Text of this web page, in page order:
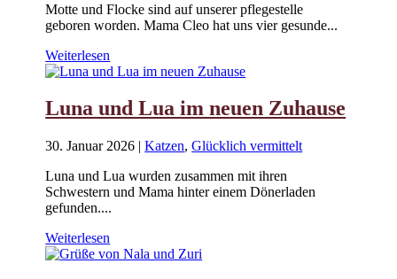
Motte und Flocke sind auf unserer pflegestelle
geboren worden. Mama Cleo hat uns vier gesunde...
Weiterlesen
Luna und Lua im neuen Zuhause
30. Januar 2026 |Katzen,Glücklich vermittelt
Luna und Lua wurden zusammen mit ihren
Schwestern und Mama hinter einem Dönerladen
gefunden....
Weiterlesen